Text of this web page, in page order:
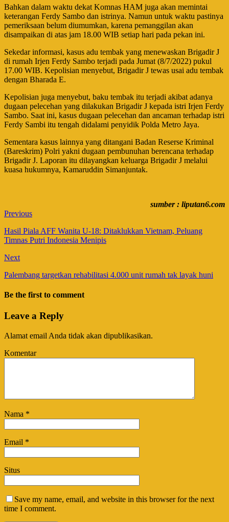
Bahkan dalam waktu dekat Komnas HAM juga akan memintai
keterangan Ferdy Sambo dan istrinya. Namun untuk waktu pastinya
pemeriksaan belum diumumkan, karena pemanggilan akan
disampaikan di atas jam 18.00 WIB setiap hari pada pekan ini.
Sekedar informasi, kasus adu tembak yang menewaskan Brigadir J
di rumah Irjen Ferdy Sambo terjadi pada Jumat (8/7/2022) pukul
17.00 WIB. Kepolisian menyebut, Brigadir J tewas usai adu tembak
dengan Bharada E.
Kepolisian juga menyebut, baku tembak itu terjadi akibat adanya
dugaan pelecehan yang dilakukan Brigadir J kepada istri Irjen Ferdy
Sambo. Saat ini, kasus dugaan pelecehan dan ancaman terhadap istri
Ferdy Sambi itu tengah didalami penyidik Polda Metro Jaya.
Sementara kasus lainnya yang ditangani Badan Reserse Kriminal
(Bareskrim) Polri yakni dugaan pembunuhan berencana terhadap
Brigadir J. Laporan itu dilayangkan keluarga Brigadir J melalui
kuasa hukumnya, Kamaruddin Simanjuntak.
sumber : liputan6.com
Previous
Hasil Piala AFF Wanita U-18: Ditaklukkan Vietnam, Peluang
Timnas Putri Indonesia Menipis
Next
Palembang targetkan rehabilitasi 4.000 unit rumah tak layak huni
Be the first to comment
Leave a Reply
Alamat email Anda tidak akan dipublikasikan.
Komentar
Nama *
Email *
Situs
Save my name, email, and website in this browser for the next
time I comment.